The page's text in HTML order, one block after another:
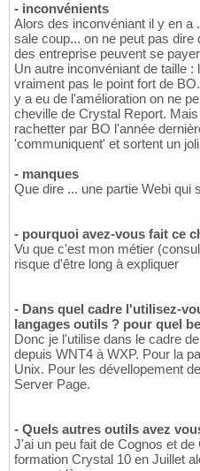
- inconvénients
Alors des inconvéniant il y en a
sale coup... on ne peut pas
des entreprise peuvent se
Un autre inconvéniant de taille
vraiment pas le point fort de
y a eu de l'amélioration on ne
cheville de Crystal Report.
rachetter par BO l'année
'communiquent' et sortent un
- manques
Que dire ... une partie Webi qui
- pourquoi avez-vous fait ce
Vu que c'est mon métier
risque d'être long à expliquer
- Dans quel cadre l'utilisez-
langages outils ? pour quel
Donc je l'utilise dans le cadre
depuis WNT4 à WXP. Pour la
Unix. Pour les dévellopement
Server Page.
- Quels autres outils avez
J'ai un peu fait de Cognos et
formation Crystal 10 en Juillet